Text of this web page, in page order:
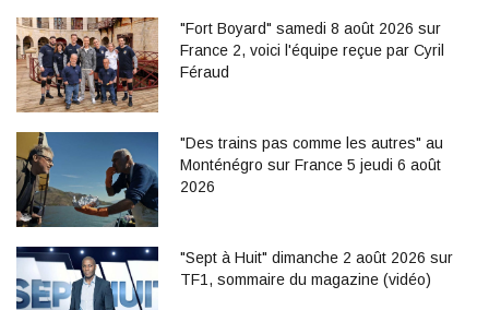
"Fort Boyard" samedi 8 août 2026 sur
France 2, voici l'équipe reçue par Cyril
Féraud
"Des trains pas comme les autres" au
Monténégro sur France 5 jeudi 6 août
2026
"Sept à Huit" dimanche 2 août 2026 sur
TF1, sommaire du magazine (vidéo)